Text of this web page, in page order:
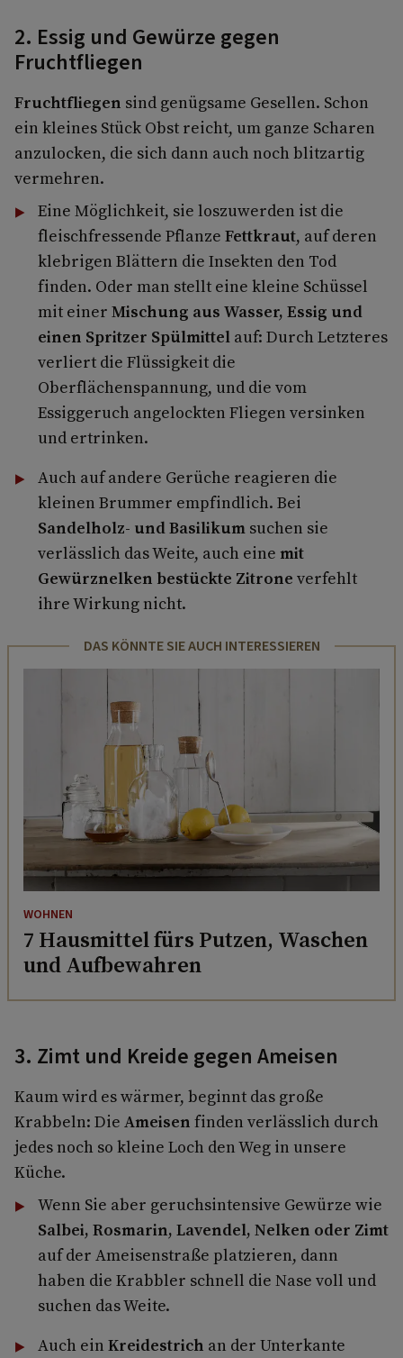
2. Essig und Gewürze gegen
Fruchtfliegen
Fruchtfliegen sind genügsame Gesellen. Schon
ein kleines Stück Obst reicht, um ganze Scharen
anzulocken, die sich dann auch noch blitzartig
vermehren.
Eine Möglichkeit, sie loszuwerden ist die
fleischfressende Pflanze Fettkraut, auf deren
klebrigen Blättern die Insekten den Tod
finden. Oder man stellt eine kleine Schüssel
mit einer Mischung aus Wasser, Essig und
einen Spritzer Spülmittelauf: Durch Letzteres
verliert die Flüssigkeit die
Oberflächenspannung, und die vom
Essiggeruch angelockten Fliegen versinken
und ertrinken.
Auch auf andere Gerüche reagieren die
kleinen Brummer empfindlich. Bei
Sandelholz- und Basilikumsuchen sie
verlässlich das Weite, auch eine mit
Gewürznelken bestückte Zitrone verfehlt
ihre Wirkung nicht.
DAS KÖNNTE SIE AUCH INTERESSIEREN
WOHNEN
7 Hausmittel fürs Putzen, Waschen
und Aufbewahren
3. Zimt und Kreide gegen Ameisen
Kaum wird es wärmer, beginnt das große
Krabbeln: Die Ameisen finden verlässlich durch
jedes noch so kleine Loch den Weg in unsere
Küche.
Wenn Sie aber geruchsintensive Gewürze wie
Salbei, Rosmarin, Lavendel, Nelken oder Zimt
auf der Ameisenstraße platzieren, dann
haben die Krabbler schnell die Nase voll und
suchen das Weite.
Auch ein Kreidestrich an der Unterkante